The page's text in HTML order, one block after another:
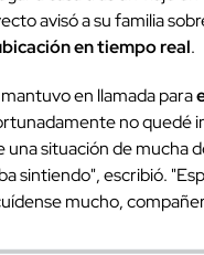
avisó a su familia
en tiempo real.
en llamada para
no quedé
una situación de mucha
sintiendo", escribió.
mucho,